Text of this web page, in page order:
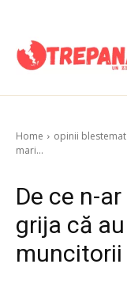
Home opinii
mari...
De ce n-
grija că
muncitorii